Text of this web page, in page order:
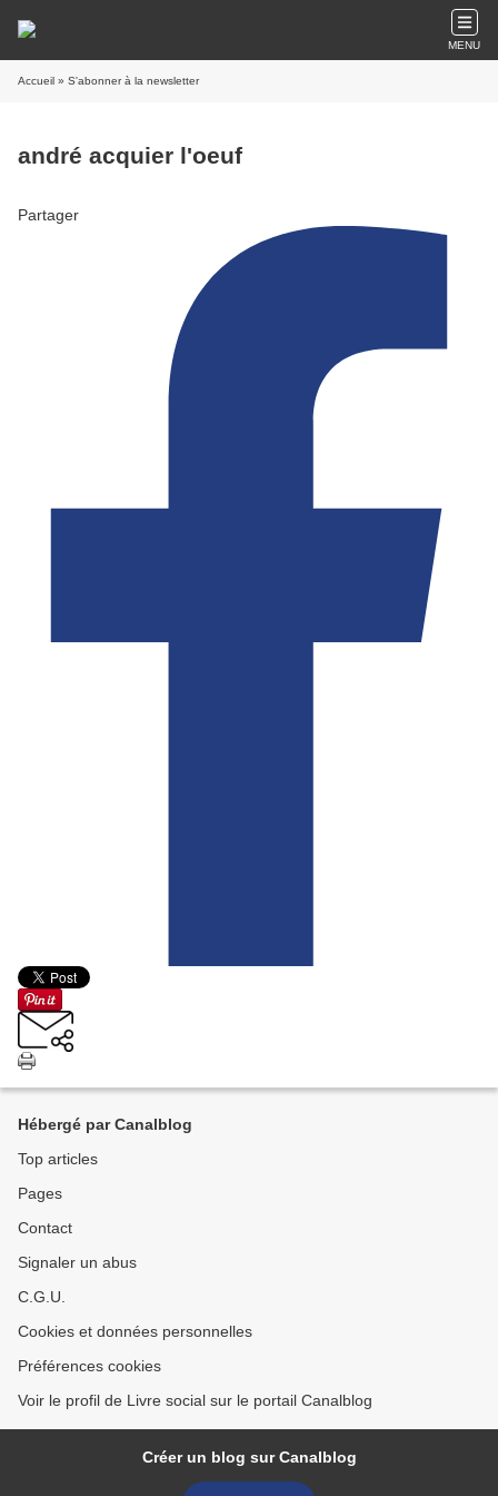
MENU
Accueil » S'abonner à la newsletter
andré acquier l'oeuf
Partager
Hébergé par Canalblog
Top articles
Pages
Contact
Signaler un abus
C.G.U.
Cookies et données personnelles
Préférences cookies
Voir le profil de Livre social sur le portail Canalblog
Créer un blog sur Canalblog